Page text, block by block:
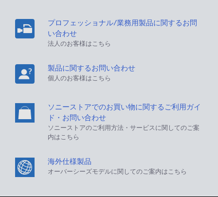
プロフェッショナル/業務用製品に関するお問
い合わせ
法人のお客様はこちら
製品に関するお問い合わせ
個人のお客様はこちら
ソニーストアでのお買い物に関するご利用ガイ
ド・お問い合わせ
ソニーストアのご利用方法・サービスに関してのご案
内はこちら
海外仕様製品
オーバーシーズモデルに関してのご案内はこちら